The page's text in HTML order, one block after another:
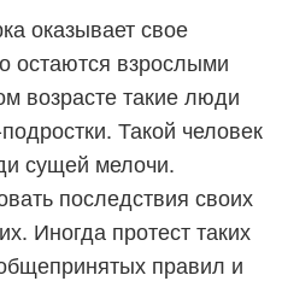
оказывает свое
остаются взрослыми
возрасте такие люди
Такой человек
сущей мелочи.
последствия своих
Иногда протест таких
правил и